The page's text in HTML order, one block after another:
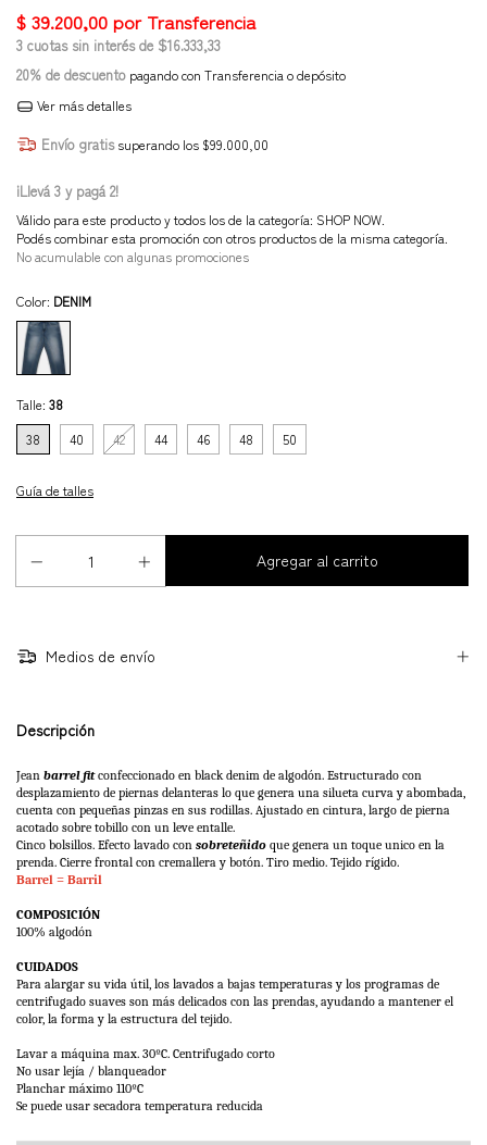
3 cuotas sin interés de $16.333,33
20% de descuento pagando con Transferencia o depósito
Ver más detalles
Envío gratis superando los $99.000,00
¡Llevá 3 y pagá 2!
Válido para este producto y todos los de la categoría: SHOP NOW.
Podés combinar esta promoción con otros productos de la misma categoría.
No acumulable con algunas promociones
Color: DENIM
Talle: 38
38
40 42 44 46 48 50
Guía de talles
Medios de envío
Descripción
Jean barrel fitconfeccionado en black denim de algodón. Estructurado con
desplazamiento de piernas delanteras lo que genera una silueta curva y abombada,
cuenta con pequeñas pinzas en sus rodillas. Ajustado en cintura, largo de pierna
acotado sobre tobillo con un leve entalle.
Cinco bolsillos. Efecto lavado con sobreteñido que genera un toque unico en la
prenda. Cierre frontal con cremallera y botón. Tiro medio. Tejido rígido.
Barrel = Barril
COMPOSICIÓN
100% algodón
CUIDADOS
Para alargar su vida útil, los lavados a bajas temperaturas y los programas de
centrifugado suaves son más delicados con las prendas, ayudando a mantener el
color, la forma y la estructura del tejido.
Lavar a máquina max. 30ºC. Centrifugado corto
No usar lejía / blanqueador
Planchar máximo 110ºC
Se puede usar secadora temperatura reducida